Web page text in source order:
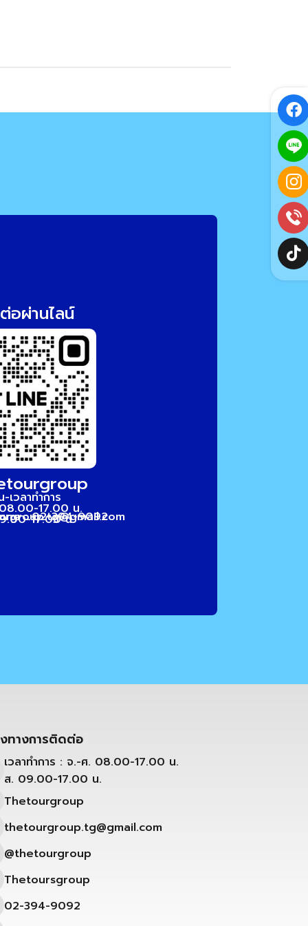
อผ่านไลน์
-เวลาทำการ
17.00 น.
17.00 น.
: 02-394-9092
ทางการติดต่อ
เวลาทำการ : จ.-ศ. 08.00-17.00 น.
ส. 09.00-17.00 น.
Thetourgroup
thetourgroup.tg@gmail.com
@thetourgroup
Thetoursgroup
02-394-9092